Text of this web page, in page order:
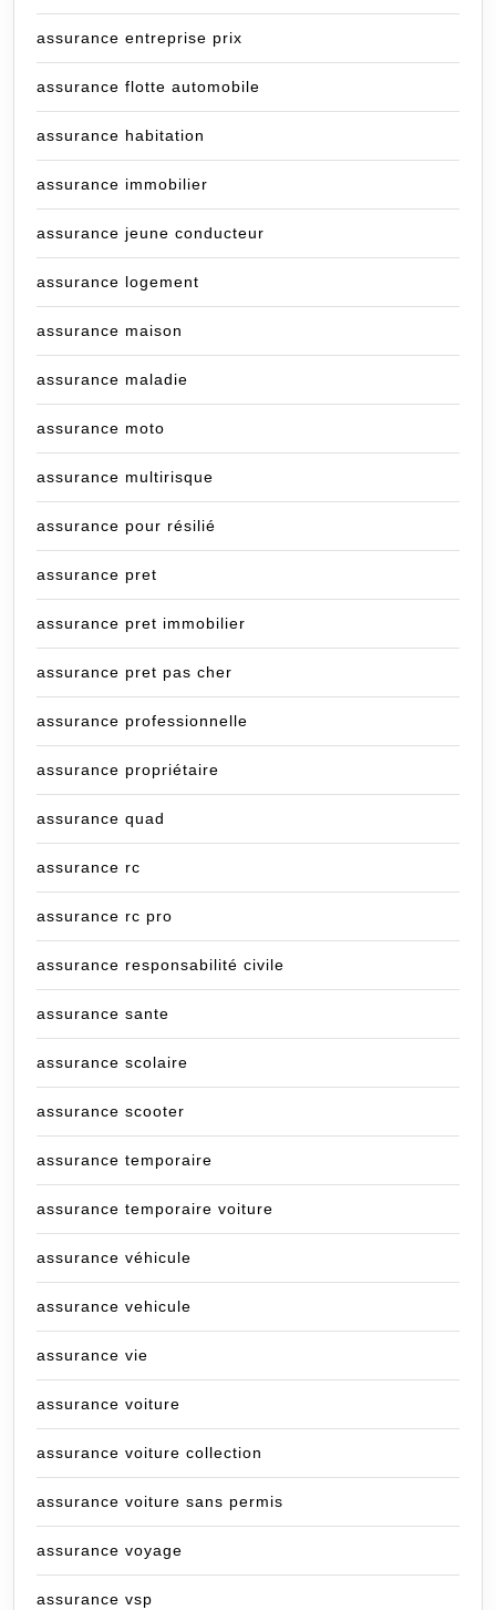
assurance entreprise prix
assurance flotte automobile
assurance habitation
assurance immobilier
assurance jeune conducteur
assurance logement
assurance maison
assurance maladie
assurance moto
assurance multirisque
assurance pour résilié
assurance pret
assurance pret immobilier
assurance pret pas cher
assurance professionnelle
assurance propriétaire
assurance quad
assurance rc
assurance rc pro
assurance responsabilité civile
assurance sante
assurance scolaire
assurance scooter
assurance temporaire
assurance temporaire voiture
assurance véhicule
assurance vehicule
assurance vie
assurance voiture
assurance voiture collection
assurance voiture sans permis
assurance voyage
assurance vsp